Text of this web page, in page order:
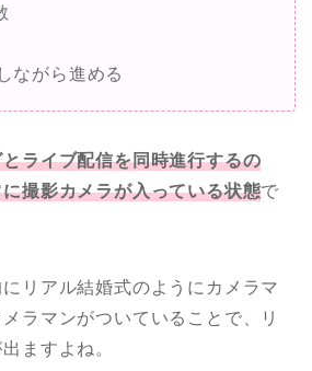
ながら進める
ライブ配信を同時進行するの
撮影カメラが入っている状態で
リアル結婚式のようにカメラマ
ラマンがついていることで、リ
ますよね。